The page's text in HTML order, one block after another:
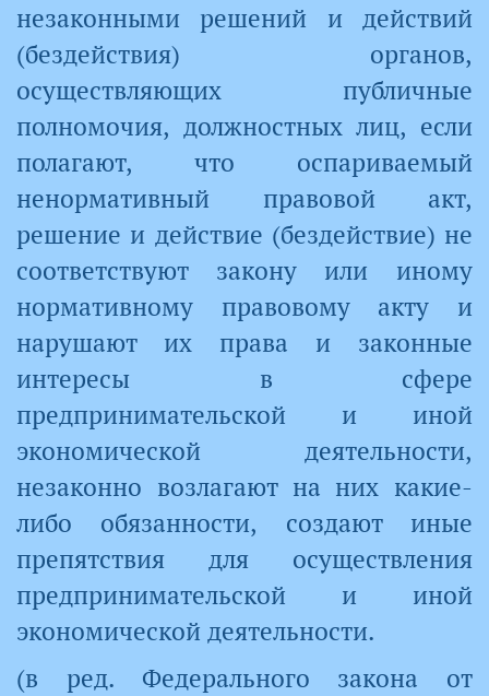
незаконными решений и действий
(бездействия) органов,
осуществляющих публичные
полномочия, должностных лиц, если
полагают, что оспариваемый
ненормативный правовой акт,
решение и действие (бездействие) не
соответствуют закону или иному
нормативному правовому акту и
нарушают их права и законные
интересы в сфере
предпринимательской и иной
экономической деятельности,
незаконно возлагают на них какие-
либо обязанности, создают иные
препятствия для осуществления
предпринимательской и иной
экономической деятельности.
(в ред. Федерального закона от